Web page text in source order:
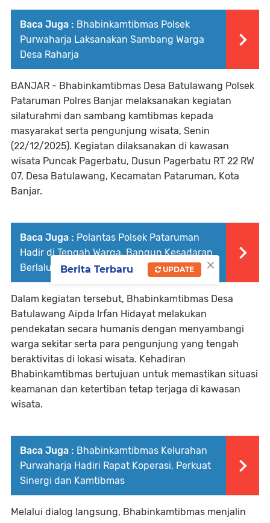
Baca Juga : Bhabinkamtibmas Polsek
Purwaharja Laksanakan Sambang Warga
Desa Raharja
BANJAR - Bhabinkamtibmas Desa Batulawang Polsek
Pataruman Polres Banjar melaksanakan kegiatan
silaturahmi dan sambang kamtibmas kepada
masyarakat serta pengunjung wisata, Senin
(22/12/2025). Kegiatan dilaksanakan di kawasan
wisata Puncak Pagerbatu, Dusun Pagerbatu RT 22 RW
07, Desa Batulawang, Kecamatan Pataruman, Kota
Banjar.
Baca Juga : Polantas Polsek Pataruman
Hadir di Tengah Warga, Bangun Kesadaran
Berlalu Lintas
Dalam kegiatan tersebut, Bhabinkamtibmas Desa
Batulawang Aipda Irfan Hidayat melakukan
pendekatan secara humanis dengan menyambangi
warga sekitar serta para pengunjung yang tengah
beraktivitas di lokasi wisata. Kehadiran
Bhabinkamtibmas bertujuan untuk memastikan situasi
keamanan dan ketertiban tetap terjaga di kawasan
wisata.
Baca Juga : Bhabinkamtibmas Kelurahan
Purwaharja Hadiri Rapat Koperasi, Perkuat
Sinergi dan Kamtibmas
Melalui dialog langsung, Bhabinkamtibmas menjalin
×
Berita Terbaru UPDATE